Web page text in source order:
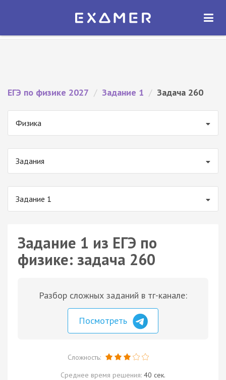
Экзамер — ЕГЭ 2027
ОТКРЫТЬ
ЕГЭ по физике 2027 / Задание 1 / Задача 260
Физика
Задания
Задание 1
Задание 1 из ЕГЭ по
физике: задача 260
Разбор сложных заданий в тг-канале:
Посмотреть
Сложность:
Среднее время решения: 40 сек.